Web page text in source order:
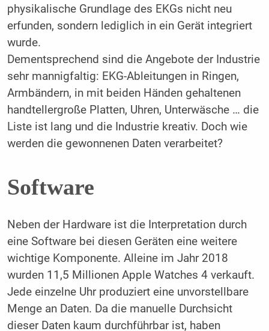
physikalische Grundlage des EKGs nicht neu
erfunden, sondern lediglich in ein Gerät integriert
wurde.
Dementsprechend sind die Angebote der Industrie
sehr mannigfaltig: EKG-Ableitungen in Ringen,
Armbändern, in mit beiden Händen gehaltenen
handtellergroße Platten, Uhren, Unterwäsche … die
Liste ist lang und die Industrie kreativ. Doch wie
werden die gewonnenen Daten verarbeitet?
Software
Neben der Hardware ist die Interpretation durch
eine Software bei diesen Geräten eine weitere
wichtige Komponente. Alleine im Jahr 2018
wurden 11,5 Millionen Apple Watches 4 verkauft.
Jede einzelne Uhr produziert eine unvorstellbare
Menge an Daten. Da die manuelle Durchsicht
dieser Daten kaum durchführbar ist, haben